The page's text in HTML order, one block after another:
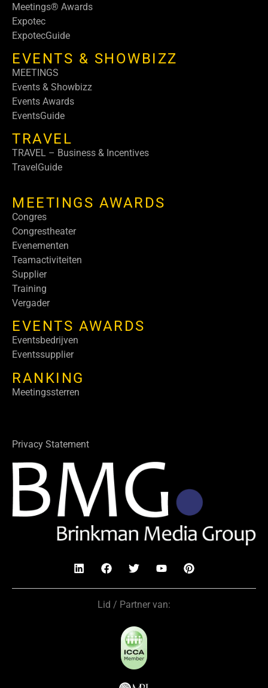
Meetings® Awards
Expotec
ExpotecGuide
EVENTS & SHOWBIZZ
MEETINGS
Events & Showbizz
Events Awards
EventsGuide
TRAVEL
TRAVEL – Business & Incentives
TravelGuide
MEETINGS AWARDS
Congres
Congrestheater
Evenementen
Teamactiviteiten
Supplier
Training
Vergader
EVENTS AWARDS
Eventsbedrijven
Eventssupplier
RANKING
Meetingssterren
Privacy Statement
Lid / Partner van: